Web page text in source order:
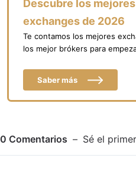
Descubre los
exchanges de 2026
Te contamos los mejores
los mejor brókers para
Saber más
0 Comentarios Sé el